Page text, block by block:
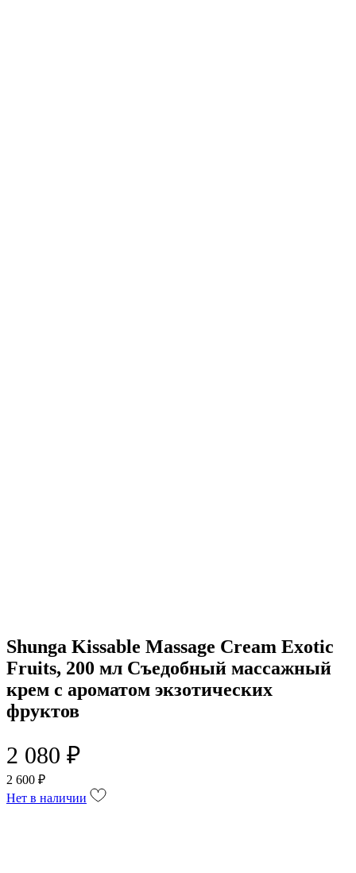
Shunga Kissable Massage Cream Exotic
Fruits, 200 мл Съедобный массажный
крем с ароматом экзотических
фруктов
2 080 ₽
2 600 ₽
Нет в наличии